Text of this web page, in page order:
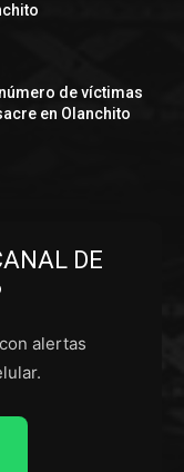
de víctimas
en Olanchito
DE
alertas